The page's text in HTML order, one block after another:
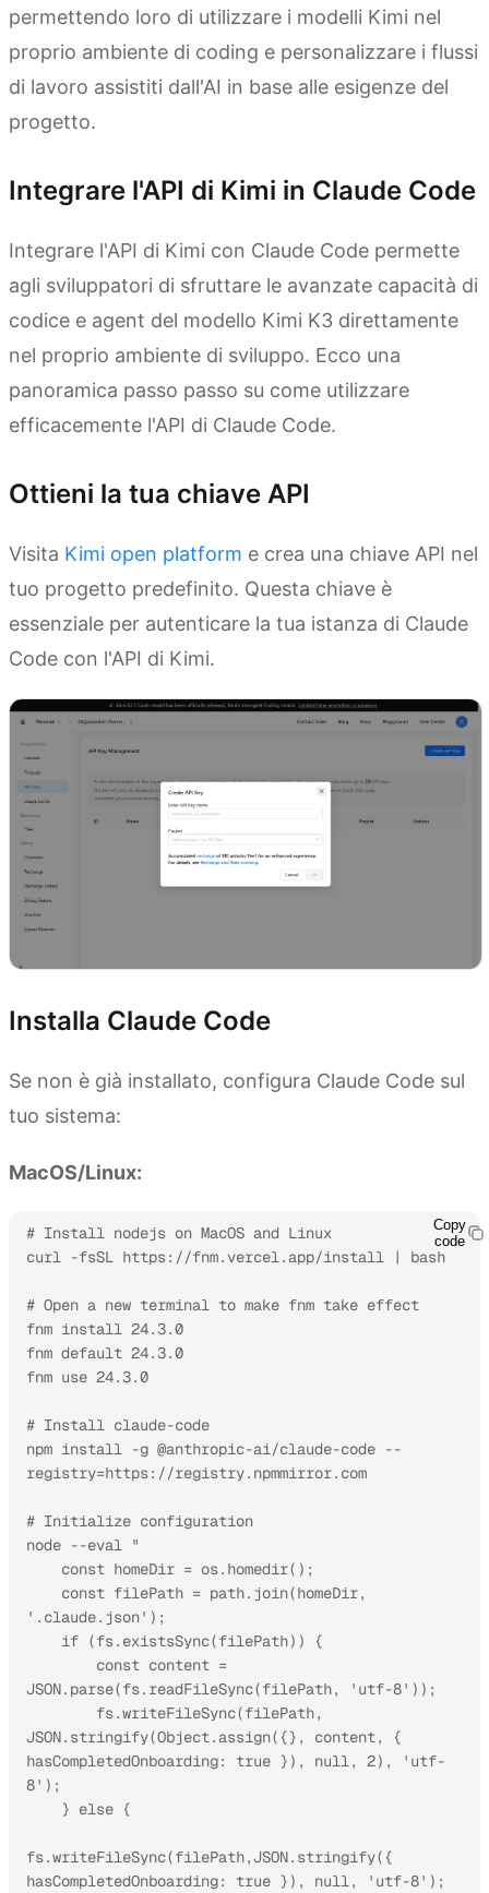
permettendo loro di utilizzare i modelli Kimi nel
proprio ambiente di coding e personalizzare i flussi
di lavoro assistiti dall'AI in base alle esigenze del
progetto.
Integrare l'API di Kimi in Claude Code
Integrare l'API di Kimi con Claude Code permette
agli sviluppatori di sfruttare le avanzate capacità di
codice e agent del modello Kimi K3 direttamente
nel proprio ambiente di sviluppo. Ecco una
panoramica passo passo su come utilizzare
efficacemente l'API di Claude Code.
Ottieni la tua chiave API
Visita Kimi open platform e crea una chiave API nel
tuo progetto predefinito. Questa chiave è
essenziale per autenticare la tua istanza di Claude
Code con l'API di Kimi.
Installa Claude Code
Se non è già installato, configura Claude Code sul
tuo sistema:
MacOS/Linux:
# Install nodejs on MacOS and Linux
curl -fsSL https://fnm.vercel.app/install | bash
# Open a new terminal to make fnm take effect
fnm install 24.3.0
fnm default 24.3.0
fnm use 24.3.0
# Install claude-code
npm install -g @anthropic-ai/claude-code --
registry=https://registry.npmmirror.com
# Initialize configuration
node --eval "
'.claude.json');
JSON.parse(fs.readFileSync(filePath, 'utf-8'));
JSON.stringify(Object.assign({}, content, {
hasCompletedOnboarding: true }), null, 2), 'utf-
8');
fs.writeFileSync(filePath,JSON.stringify({
hasCompletedOnboarding: true }), null, 'utf-8');
Copy
code